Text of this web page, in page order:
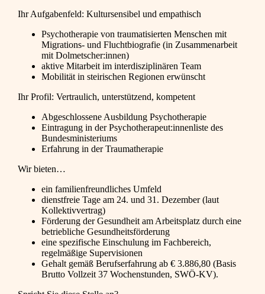
Ihr Aufgabenfeld: Kultursensibel und empathisch
Psychotherapie von traumatisierten Menschen mit
Migrations- und Fluchtbiografie (in Zusammenarbeit
mit Dolmetscher:innen)
aktive Mitarbeit im interdisziplinären Team
Mobilität in steirischen Regionen erwünscht
Ihr Profil: Vertraulich, unterstützend, kompetent
Abgeschlossene Ausbildung Psychotherapie
Eintragung in der Psychotherapeut:innenliste des
Bundesministeriums
Erfahrung in der Traumatherapie
Wir bieten…
ein familienfreundliches Umfeld
dienstfreie Tage am 24. und 31. Dezember (laut
Kollektivvertrag)
Förderung der Gesundheit am Arbeitsplatz durch eine
betriebliche Gesundheitsförderung
eine spezifische Einschulung im Fachbereich,
regelmäßige Supervisionen
Gehalt gemäß Berufserfahrung ab € 3.886,80 (Basis
Brutto Vollzeit 37 Wochenstunden, SWÖ-KV).